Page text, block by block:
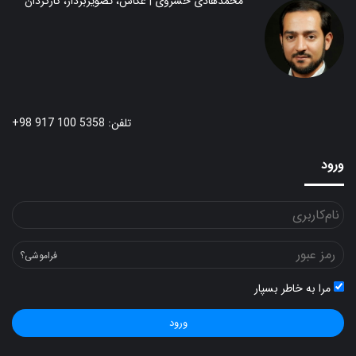
تلفن: 5358 100 917 98+
ورود
فراموشی؟
مرا به خاطر بسپار
ورود